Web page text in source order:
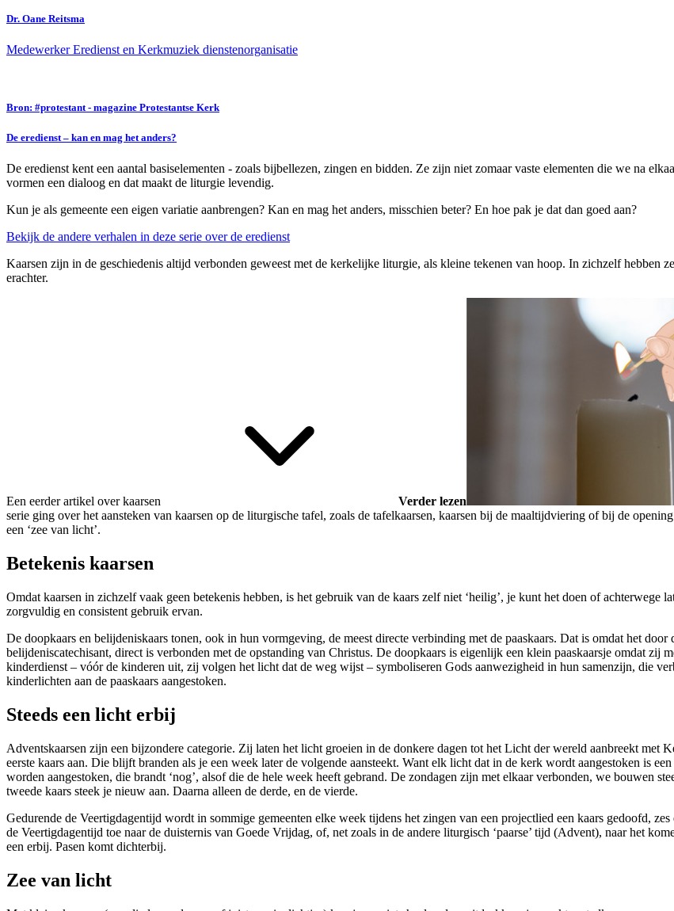
Dr. Oane Reitsma
Medewerker Eredienst en Kerkmuziek dienstenorganisatie
Bron: #protestant - magazine Protestantse Kerk
De eredienst – kan en mag het anders?
De eredienst kent een aantal basiselementen - zoals bijbellezen, zingen en bidden. Ze zijn niet zomaar vaste elementen die we na
vormen een dialoog en dat maakt de liturgie levendig.
Kun je als gemeente een eigen variatie aanbrengen? Kan en mag het anders, misschien beter? En hoe pak je dat dan goed aan?
Bekijk de andere verhalen in deze serie over de eredienst
Kaarsen zijn in de geschiedenis altijd verbonden geweest met de kerkelijke liturgie, als kleine tekenen van hoop. In zichzelf hebben
erachter.
Een eerder artikel over kaarsen Verder lezen
serie ging over het aansteken van kaarsen op de liturgische tafel, zoals de tafelkaarsen, kaarsen bij de maaltijdviering of bij de
een ‘zee van licht’.
Betekenis kaarsen
Omdat kaarsen in zichzelf vaak geen betekenis hebben, is het gebruik van de kaars zelf niet ‘heilig’, je kunt het doen of achterwege
zorgvuldig en consistent gebruik ervan.
De doopkaars en belijdeniskaars tonen, ook in hun vormgeving, de meest directe verbinding met de paaskaars. Dat is omdat het
belijdeniscatechisant, direct is verbonden met de opstanding van Christus. De doopkaars is eigenlijk een klein paaskaarsje omdat zij
kinderdienst – vóór de kinderen uit, zij volgen het licht dat de weg wijst – symboliseren Gods aanwezigheid in hun samenzijn, die
kinderlichten aan de paaskaars aangestoken.
Steeds een licht erbij
Adventskaarsen zijn een bijzondere categorie. Zij laten het licht groeien in de donkere dagen tot het Licht der wereld aanbreekt met
eerste kaars aan. Die blijft branden als je een week later de volgende aansteekt. Want elk licht dat in de kerk wordt aangestoken is
worden aangestoken, die brandt ‘nog’, alsof die de hele week heeft gebrand. De zondagen zijn met elkaar verbonden, we bouwen
tweede kaars steek je nieuw aan. Daarna alleen de derde, en de vierde.
Gedurende de Veertigdagentijd wordt in sommige gemeenten elke week tijdens het zingen van een projectlied een kaars gedoofd,
de Veertigdagentijd toe naar de duisternis van Goede Vrijdag, of, net zoals in de andere liturgisch ‘paarse’ tijd (Advent), naar het
een erbij. Pasen komt dichterbij.
Zee van licht